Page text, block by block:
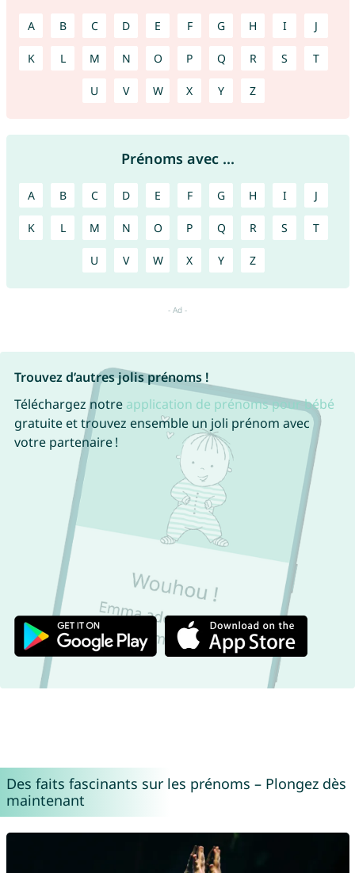
A B C D E F G H I J
K L M N O P Q R S T
U V W X Y Z
Prénoms avec ...
A B C D E F G H I J
K L M N O P Q R S T
U V W X Y Z
Trouvez d’autres jolis prénoms !
Téléchargez notre application de prénoms pour bébé
gratuite et trouvez ensemble un joli prénom avec
votre partenaire !
Des faits fascinants sur les prénoms – Plongez dès
maintenant